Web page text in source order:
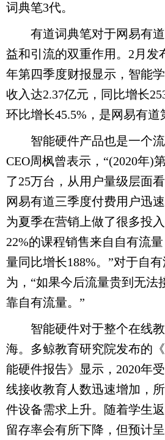
词典笔3代。
有道词典笔对于网易有道
益和引流的双重作用。2月发
年第四季度财报显示，智能
收入达2.37亿元，同比增长
环比增长45.5%，是网易有道
智能硬件产品也是一个流
CEO周枫曾表示，“(2020年)
了25万台，从用户量级层面
网易有道三季度付费用户迅
为夏季在营销上做了很多投
22%的课程销售来自自有流
量同比增长188%。”对于自
为，“如果今后流量贵到无法
靠自有流量。”
智能硬件对于整个在线教
海。多鲸教育研究院发布的
能硬件报告》显示，2020年
线接收教育人数迅速增加，
件设备需求上升。随着学生
留存率会有所下降，但预计